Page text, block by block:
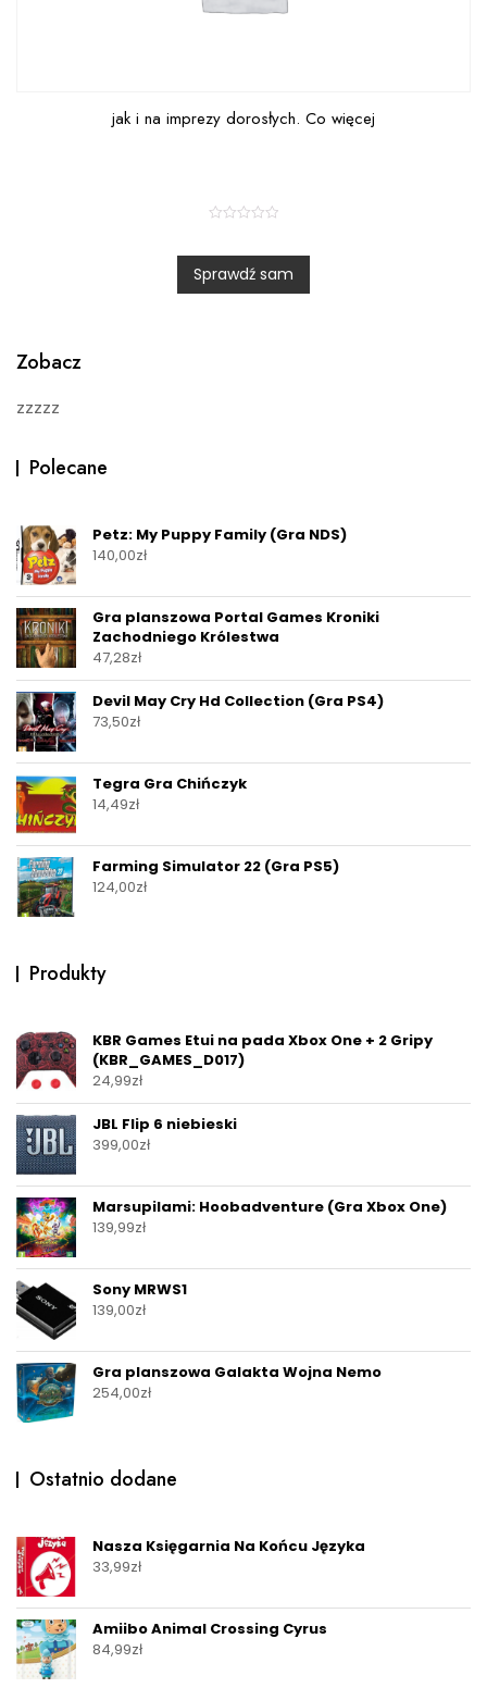
jak i na imprezy dorosłych. Co więcej
t
e
d
0
Sprawdź sam
Zobacz
zzzzz
Polecane
Petz: My Puppy Family (Gra NDS)
140,00zł
Gra planszowa Portal Games Kroniki
Zachodniego Królestwa
47,28zł
Devil May Cry Hd Collection (Gra PS4)
73,50zł
Tegra Gra Chińczyk
14,49zł
Farming Simulator 22 (Gra PS5)
124,00zł
Produkty
KBR Games Etui na pada Xbox One + 2 Gripy
(KBR_GAMES_D017)
24,99zł
JBL Flip 6 niebieski
399,00zł
Marsupilami: Hoobadventure (Gra Xbox One)
139,99zł
Sony MRWS1
139,00zł
Gra planszowa Galakta Wojna Nemo
254,00zł
Ostatnio dodane
Nasza Księgarnia Na Końcu Języka
33,99zł
Amiibo Animal Crossing Cyrus
84,99zł